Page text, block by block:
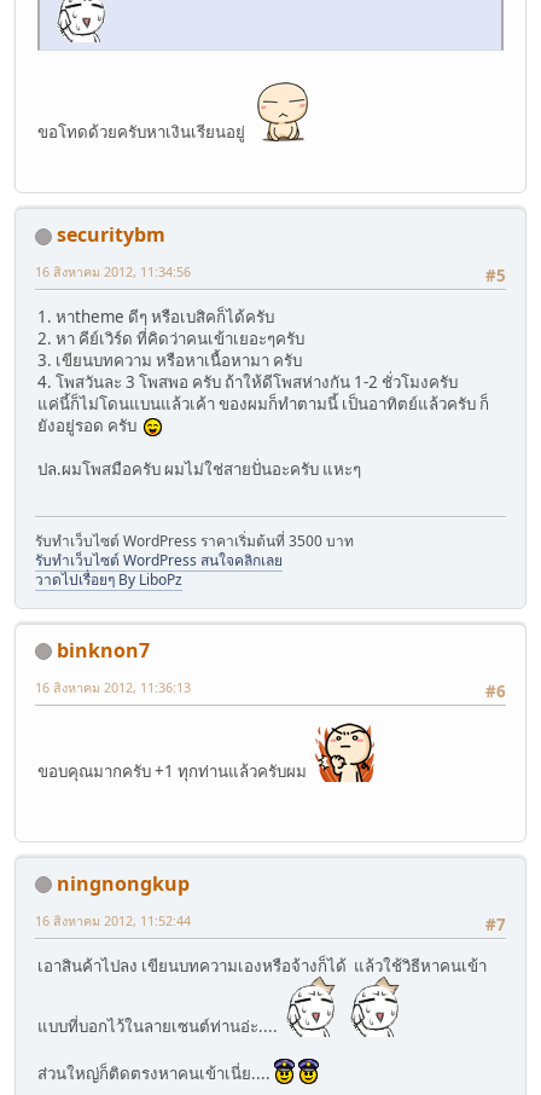
ขอโทดด้วยครับหาเงินเรียนอยู่
securitybm
#5
16 สิงหาคม 2012, 11:34:56
1. หาtheme ดีๆ หรือเบสิคก็ได้ครับ
2. หา คีย์เวิร์ด ที่คิดว่าคนเข้าเยอะๆครับ
3. เขียนบทความ หรือหาเนื้อหามา ครับ
4. โพสวันละ 3 โพสพอ ครับ ถ้าให้ดีโพสห่างกัน 1-2 ชั่วโมงครับ
แค่นี้ก็ไม่โดนแบนแล้วเค้า ของผมก็ทำตามนี้ เป็นอาทิตย์แล้วครับ ก็
ยังอยู่รอด ครับ
ปล.ผมโพสมือครับ ผมไม่ใช่สายปั่นอะครับ แหะๆ
รับทำเว็บไซต์ WordPress ราคาเริ่มต้นที่ 3500 บาท
รับทำเว็บไซต์ WordPress สนใจคลิกเลย
วาดไปเรื่อยๆ By LiboPz
binknon7
#6
16 สิงหาคม 2012, 11:36:13
ขอบคุณมากครับ +1 ทุกท่านแล้วครับผม
ningnongkup
#7
16 สิงหาคม 2012, 11:52:44
เอาสินค้าไปลง เขียนบทความเองหรือจ้างก็ได้ แล้วใช้วิธีหาคนเข้า
แบบที่บอกไว้ในลายเซนต์ท่านอ่ะ....
ส่วนใหญ่ก็ติดตรงหาคนเข้าเนี่ย....